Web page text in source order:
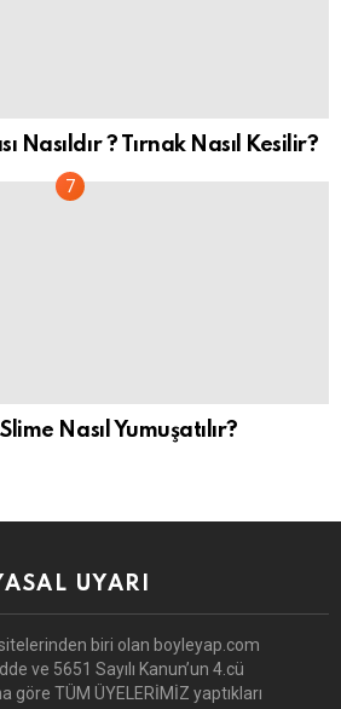
Nasıldır ? Tırnak Nasıl Kesilir?
Nasıl Yumuşatılır?
UYARI
sitelerinden biri olan boyleyap.com
ve 5651 Sayılı Kanun’un 4.cü
göre TÜM ÜYELERİMİZ yaptıkları